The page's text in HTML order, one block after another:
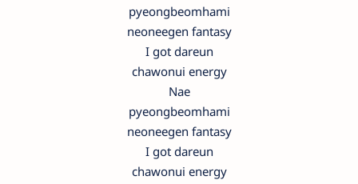
pyeongbeomhami
neoneegen fantasy
I got dareun
chawonui energy
Nae
pyeongbeomhami
neoneegen fantasy
I got dareun
chawonui energy